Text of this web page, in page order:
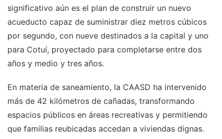
significativo aún es el plan de construir un nuevo
acueducto capaz de suministrar diez metros cúbicos
por segundo, con nueve destinados a la capital y uno
para Cotuí, proyectado para completarse entre dos
años y medio y tres años.
En materia de saneamiento, la CAASD ha intervenido
más de 42 kilómetros de cañadas, transformando
espacios públicos en áreas recreativas y permitiendo
que familias reubicadas accedan a viviendas dignas.